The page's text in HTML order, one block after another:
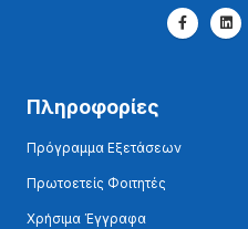
Πληροφορίες
Πρόγραμμα Εξετάσεων
Πρωτοετείς Φοιτητές
Χρήσιμα Έγγραφα